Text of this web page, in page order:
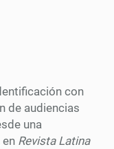
con
de audiencias
una
Revista Latina